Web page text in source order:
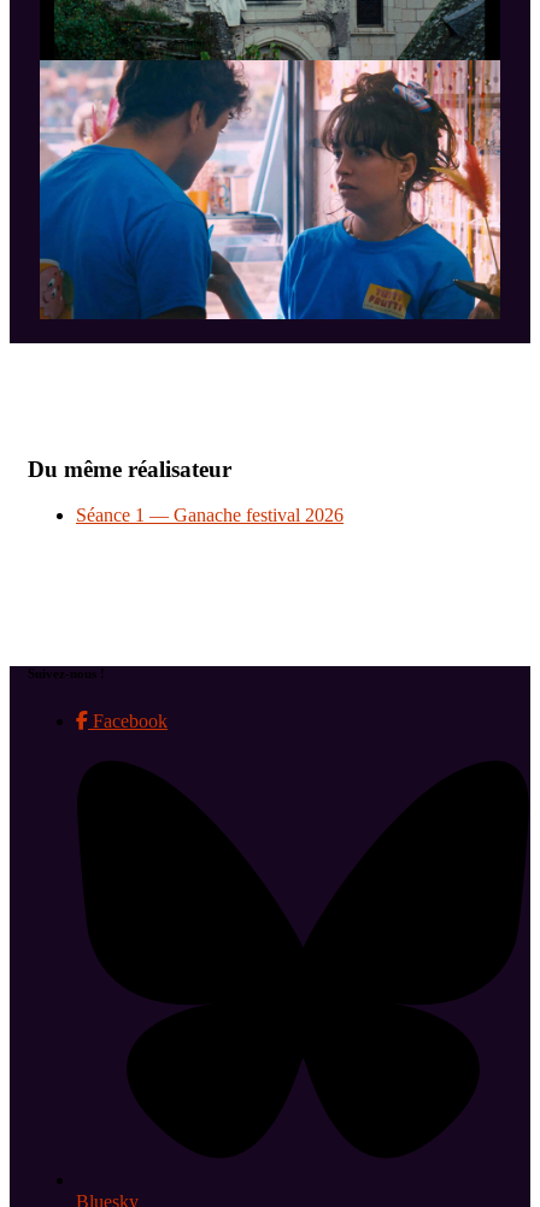
Du même réalisateur
Séance 1 — Ganache festival 2026
Suivez-nous !
Facebook
Bluesky